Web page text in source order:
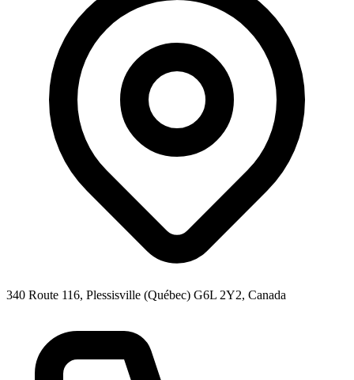
340 Route 116, Plessisville (Québec) G6L 2Y2, Canada